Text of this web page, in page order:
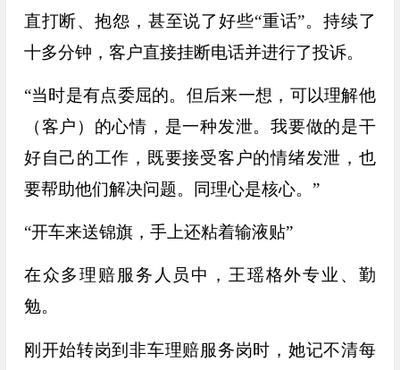
直打断、抱怨，甚至说了好些“重话”。持续了
十多分钟，客户直接挂断电话并进行了投诉。
“当时是有点委屈的。但后来一想，可以理解他
（客户）的心情，是一种发泄。我要做的是干
好自己的工作，既要接受客户的情绪发泄，也
要帮助他们解决问题。同理心是核心。”
“开车来送锦旗，手上还粘着输液贴”
在众多理赔服务人员中，王瑶格外专业、勤
勉。
刚开始转岗到非车理赔服务岗时， 她记不清每